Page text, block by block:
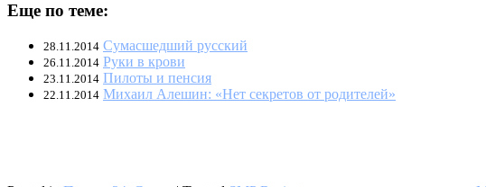
Еще по теме:
28.11.2014 Сумасшедший русский
26.11.2014 Руки в крови
23.11.2014 Пилоты и пенсия
22.11.2014 Михаил Алешин: «Нет секретов от родителей»